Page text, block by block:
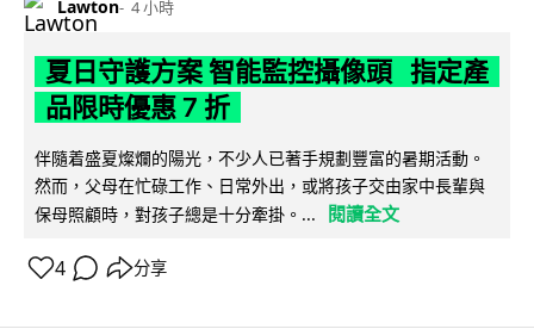
Lawton 4 小時
夏日守護方案 智能監控攝像頭 指定產
品限時優惠 7 折
伴隨着盛夏燦爛的陽光，不少人已著手規劃豐富的暑期活動。
然而，父母在忙碌工作、日常外出，或將孩子交由家中長輩與
保母照顧時，對孩子總是十分牽掛。...
閱讀全文
4 分享